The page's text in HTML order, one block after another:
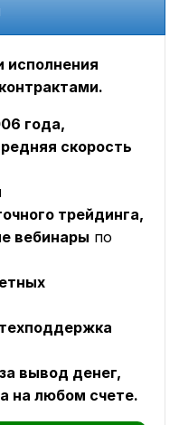
исполнения
года,
скорость
трейдинга,
вебинары по
вывод денег,
на любом счете.